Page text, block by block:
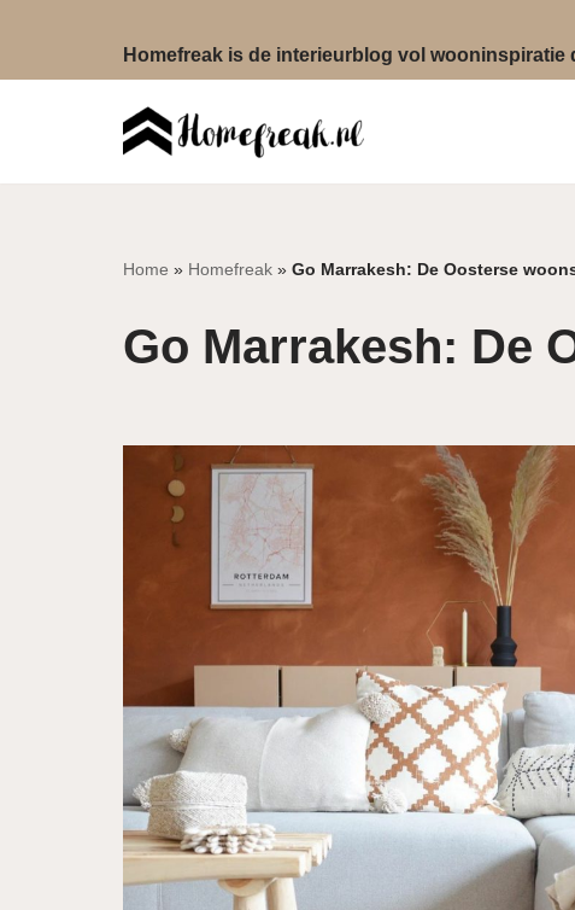
Homefreak is de interieurblog vol
Home » Homefreak » Go Marrakesh: De Oosterse
Go Marrakesh: De